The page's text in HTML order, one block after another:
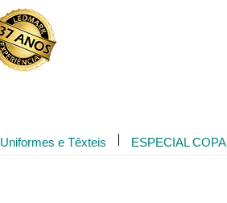
Uniformes e Têxteis ESPECIAL COPA